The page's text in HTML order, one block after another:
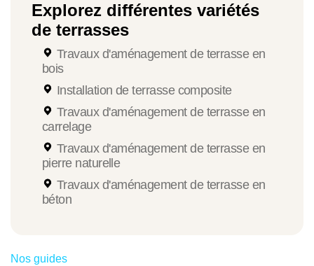
Lame semi-pleine avec pose
de 65 à 130 € / m2
Lame alvéolaire avec pose
Explorez différentes variétés
de terrasses
Travaux d'aménagement de terrasse en
bois
Installation de terrasse composite
Travaux d'aménagement de terrasse en
carrelage
Travaux d'aménagement de terrasse en
pierre naturelle
Travaux d'aménagement de terrasse en
béton
Nos guides